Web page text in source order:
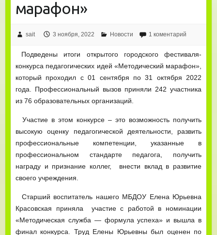
марафон»
sait 3 ноября, 2022 Новости 1 коментарий
Подведены итоги открытого городского фестиваля-
конкурса педагогических идей «Методический марафон»,
который проходил с 01 сентября по 31 октября 2022
года. Профессиональный вызов приняли 242 участника
из 76 образовательных организаций.
Участие в этом конкурсе – это возможность получить
высокую оценку педагогической деятельности, развить
профессиональные компетенции, указанные в
профессиональном стандарте педагога, получить
награду и признание коллег, внести вклад в развитие
своего учреждения.
Старший воспитатель нашего МБДОУ Елена Юрьевна
Красовская приняла участие с работой в номинации
«Методическая служба — формула успеха» и вышла в
финал конкурса. Труд Елены Юрьевны был оценен по